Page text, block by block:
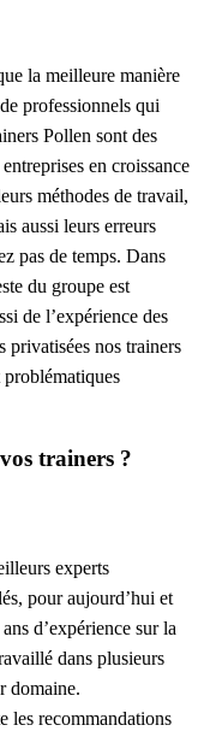
la meilleure manière
professionnels qui
Pollen sont des
en croissance
méthodes de travail,
aussi leurs erreurs
pas de temps. Dans
du groupe est
de l’expérience des
privatisées nos trainers
problématiques
trainers ?
experts
pour aujourd’hui et
d’expérience sur la
dans plusieurs
domaine.
les recommandations